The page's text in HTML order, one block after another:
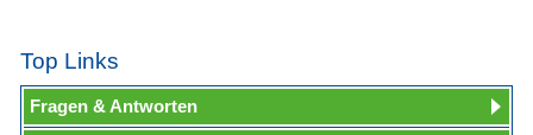
Top Links
Fragen & Antworten